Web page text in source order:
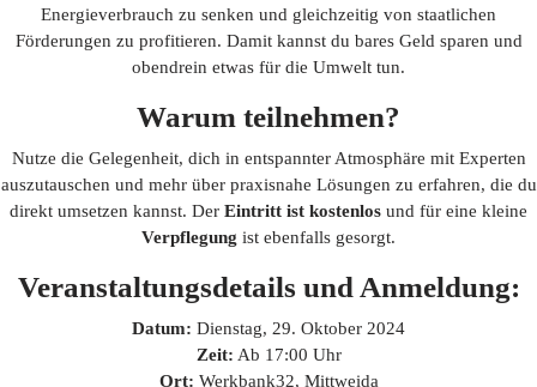
Energieverbrauch zu senken und gleichzeitig von staatlichen
Förderungen zu profitieren. Damit kannst du bares Geld sparen und
obendrein etwas für die Umwelt tun.
Warum teilnehmen?
Nutze die Gelegenheit, dich in entspannter Atmosphäre mit Experten
auszutauschen und mehr über praxisnahe Lösungen zu erfahren, die du
direkt umsetzen kannst. Der Eintritt ist kostenlos und für eine kleine
Verpflegung ist ebenfalls gesorgt.
Veranstaltungsdetails und Anmeldung:
Datum: Dienstag, 29. Oktober 2024
Zeit: Ab 17:00 Uhr
Ort: Werkbank32, Mittweida